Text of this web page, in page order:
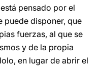
pensado por el
puede disponer, que
fuerzas, al que se
y de la propia
en lugar de abrir el